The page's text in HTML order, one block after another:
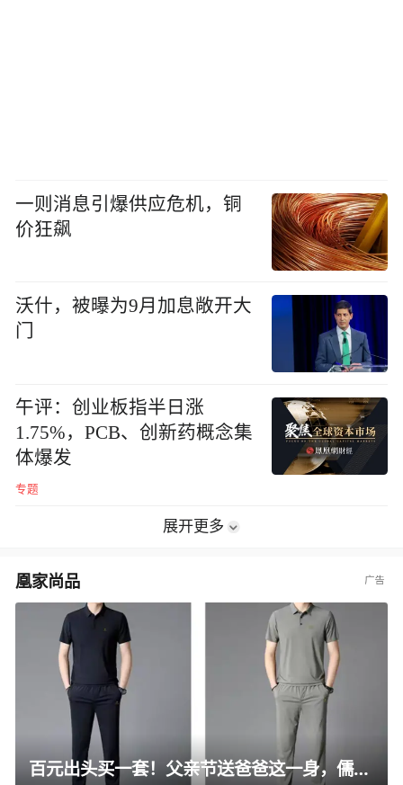
一则消息引爆供应危机，铜
价狂飙
沃什，被曝为9月加息敞开大
门
午评：创业板指半日涨
1.75%，PCB、创新药概念集
体爆发
专题
展开更多
凰家尚品
百元出头买一套！父亲节送爸爸这一身，儒雅有型还凉爽